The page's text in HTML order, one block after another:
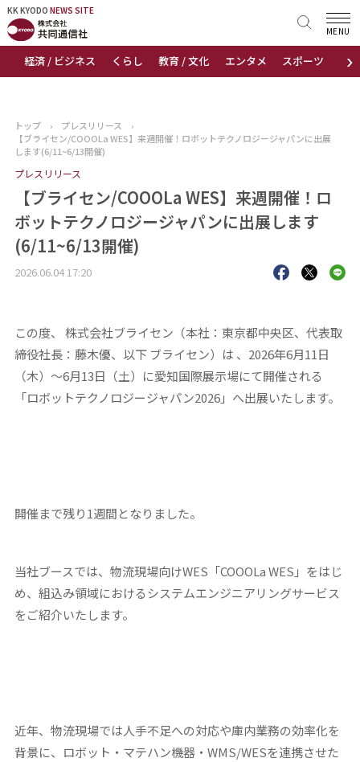
KK KYODO NEWS SITE
›
経済 / ビジネス くらし 教育 / 文化 エンタメ スポーツ 地域
MENU
KK KYODONEWS SITE
トップページ
ニュース
おすすめコンテンツ
出版物
会社概要
トップ › プレスリリース
›
【ブライセン/COOOLa WES】来週開催！ロボットテクノロジージャパンに出展
します(6/11~6/13開催)
プレスリリース
【ブライセン/COOOLa WES】来週開催！ロ
ボットテクノロジージャパンに出展します
(6/11~6/13開催)
2026.06.04 17:20
この度、 株式会社ブライセン（本社：東京都中央区、代表取
締役社長：藤木優、以下 ブライセン）は 、2026年6月11日
（木）～6月13日（土）に愛知国際展示場にて開催される
「ロボットテクノロジージャパン2026」へ出展いたします。
開催まで残り1週間となりました。
当社ブースでは、物流現場向けWES「COOOLa WES」をはじ
め、組込み領域におけるシステムエンジニアリングサービス
をご紹介いたします。
近年、物流現場では人手不足への対応や庫内業務の効率化を
背景に、ロボット・マテハン機器・WMS/WESを連携させた